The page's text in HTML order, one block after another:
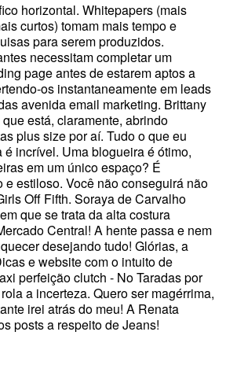
horizontal. Whitepapers (mais
curtos) tomam mais tempo e
para serem produzidos.
necessitam completar um
page antes de estarem aptos a
os instantaneamente em leads
avenida email marketing. Brittany
está, claramente, abrindo
plus size por aí. Tudo o que eu
incrível. Uma blogueira é ótimo,
em um único espaço? É
e estiloso. Você não conseguirá não
Off Fifth. Soraya de Carvalho
que se trata da alta costura
Central! A hente passa e nem
desejando tudo! Glórias, a
e website com o intuito de
perfeição clutch - No Taradas por
a incerteza. Quero ser magérrima,
irei atrás do meu! A Renata
posts a respeito de Jeans!